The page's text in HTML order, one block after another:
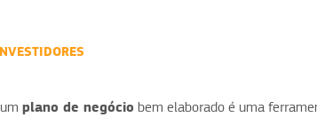
plano de negócio bem elaborado é uma